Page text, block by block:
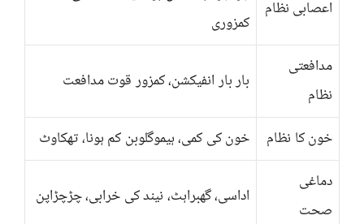
اعصابی نظام
کمزوری
مدافعتی
نظام
بار بار انفیکشن، کمزور قوت مدافعت
خون کا نظام
خون کی کمی، ہیموگلوبن کم ہونا، تھکاوٹ
دماغی
صحت
اداسی، گھبراہٹ، نیند کی خرابی، چڑچڑاپن